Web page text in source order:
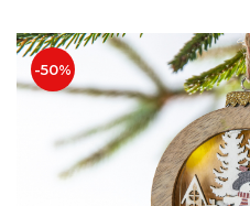
Decoratiuni cu lumina
Decoratiuni pentru cei dragi
Decoratiuni cu peisaje de iarna
Sosete de Craciun
Magneti de Craciun
-50%